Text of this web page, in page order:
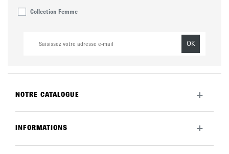
Collection Femme
OK
NOTRE CATALOGUE +
La marque
INFORMATIONS +